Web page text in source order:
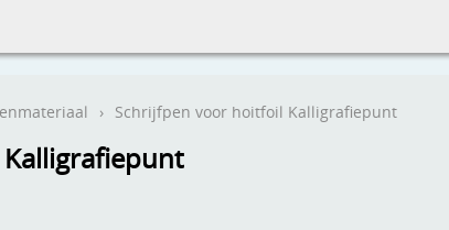
› Schrijfpen voor hoitfoil Kalligrafiepunt